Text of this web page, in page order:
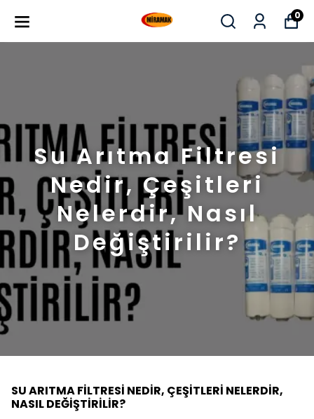
0
Su Arıtma Filtresi
Nedir, Çeşitleri
Nelerdir, Nasıl
Değiştirilir?
SU ARITMA FİLTRESİ NEDİR, ÇEŞİTLERİ NELERDİR,
NASIL DEĞİŞTİRİLİR?